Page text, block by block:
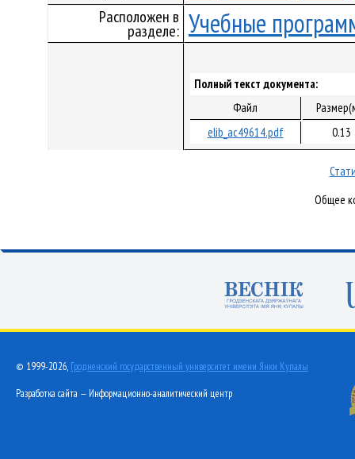
Расположен в
разделе: Учебные
Полный текст документа:
Файл
elib_ac49614.pdf
0.13
Общее
© 1999-2026, Гродненский государственный университет имени Янки Купалы
Разработка сайта — Информационно-аналитический центр